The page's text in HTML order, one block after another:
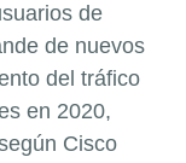
de
de nuevos
del tráfico
en 2020,
Cisco